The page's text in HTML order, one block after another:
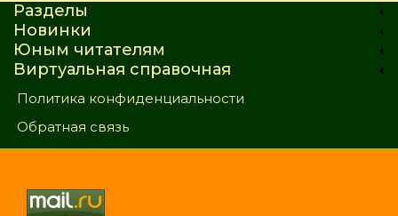
Разделы
Новинки
Юным читателям
Виртуальная справочная
Политика конфиденциальности
Обратная связь